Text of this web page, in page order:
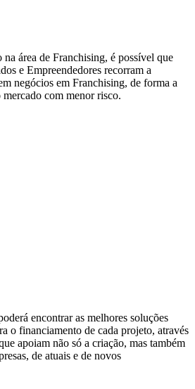
área de Franchising, é possível que
e Empreendedores recorram a
negócios em Franchising, de forma a
com menor risco.
encontrar as melhores soluções
o financiamento de cada projeto, através
apoiam não só a criação, mas também
de atuais e de novos